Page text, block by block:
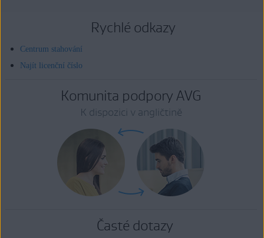
Rychlé odkazy
Centrum stahování
Najít licenční číslo
Komunita podpory AVG
K dispozici v angličtině
Časté dotazy